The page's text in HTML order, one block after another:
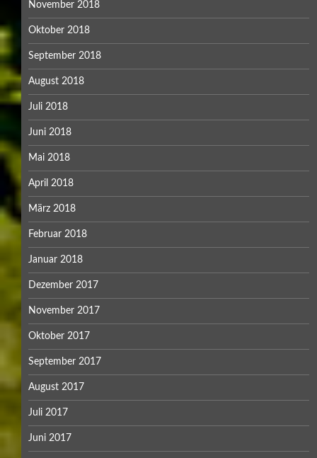
November 2018
Oktober 2018
September 2018
August 2018
Juli 2018
Juni 2018
Mai 2018
April 2018
März 2018
Februar 2018
Januar 2018
Dezember 2017
November 2017
Oktober 2017
September 2017
August 2017
Juli 2017
Juni 2017